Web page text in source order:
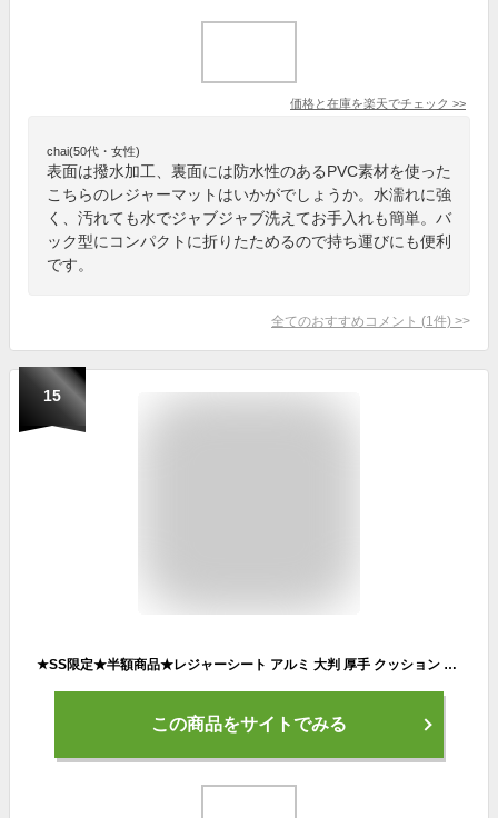
価格と在庫を楽天でチェック >>
chai(50代・女性)
表面は撥水加工、裏面には防水性のあるPVC素材を使った
こちらのレジャーマットはいかがでしょうか。水濡れに強
く、汚れても水でジャブジャブ洗えてお手入れも簡単。バ
ック型にコンパクトに折りたためるので持ち運びにも便利
です。
全てのおすすめコメント (1 件) >
15
★SS限定★半額商品★レジャーシート アルミ 大判 厚手 クッション 防水 プールマット ビーチマット チェック柄 総柄 折りたたみ コンパクト収納 持ち手付き 携帯便利 ピクニックシート ピクニックマット 花見 遠足 アウトドア バーベキュー 登山 キャンプ場 公園
この商品をサイトでみる